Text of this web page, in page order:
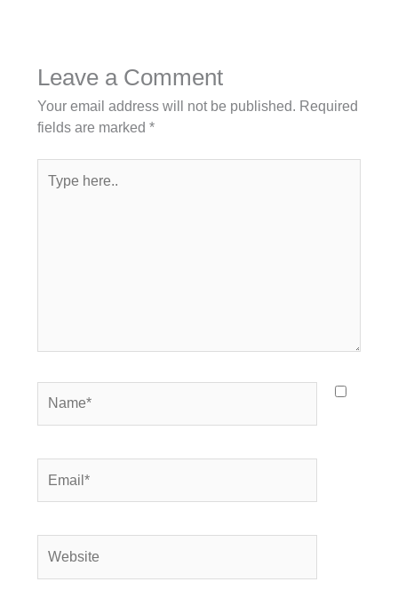
Leave a Comment
Your email address will not be published. Required
fields are marked *
here..